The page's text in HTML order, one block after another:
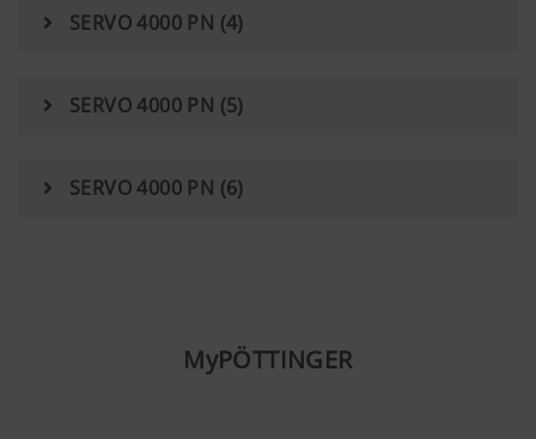
SERVO 4000 PN (4)
SERVO 4000 PN (5)
SERVO 4000 PN (6)
MyPÖTTINGER